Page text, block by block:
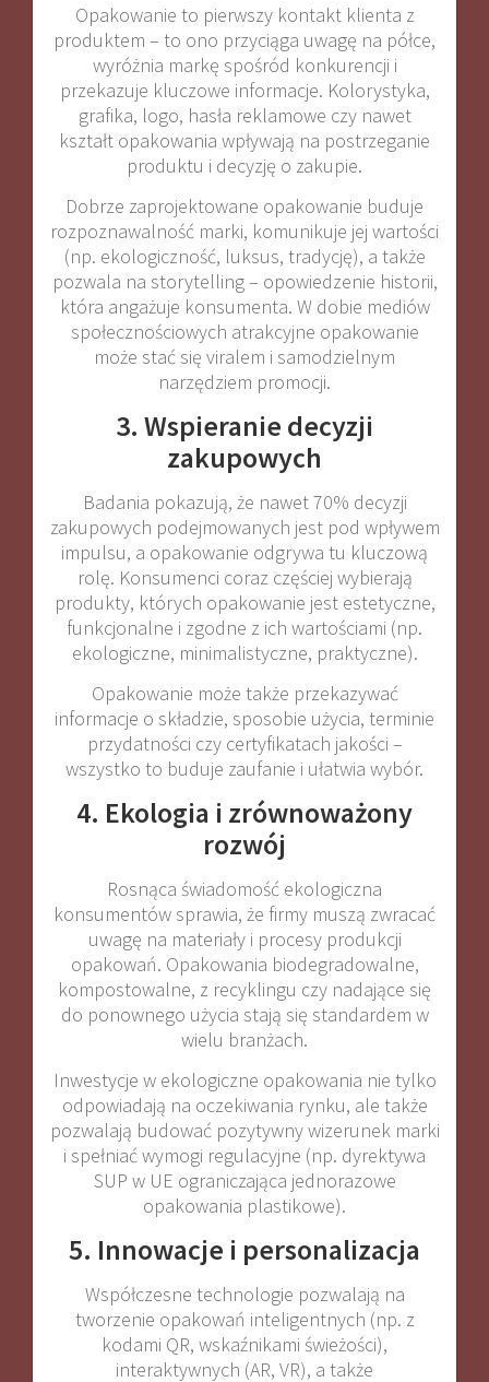
Opakowanie to pierwszy kontakt klienta z
produktem – to ono przyciąga uwagę na półce,
wyróżnia markę spośród konkurencji i
przekazuje kluczowe informacje. Kolorystyka,
grafika, logo, hasła reklamowe czy nawet
kształt opakowania wpływają na postrzeganie
produktu i decyzję o zakupie.
Dobrze zaprojektowane opakowanie buduje
rozpoznawalność marki, komunikuje jej wartości
(np. ekologiczność, luksus, tradycję), a także
pozwala na storytelling – opowiedzenie historii,
która angażuje konsumenta. W dobie mediów
społecznościowych atrakcyjne opakowanie
może stać się viralem i samodzielnym
narzędziem promocji.
3. Wspieranie decyzji
zakupowych
Badania pokazują, że nawet 70% decyzji
zakupowych podejmowanych jest pod wpływem
impulsu, a opakowanie odgrywa tu kluczową
rolę. Konsumenci coraz częściej wybierają
produkty, których opakowanie jest estetyczne,
funkcjonalne i zgodne z ich wartościami (np.
ekologiczne, minimalistyczne, praktyczne).
Opakowanie może także przekazywać
informacje o składzie, sposobie użycia, terminie
przydatności czy certyfikatach jakości –
wszystko to buduje zaufanie i ułatwia wybór.
4. Ekologia i zrównoważony
rozwój
Rosnąca świadomość ekologiczna
konsumentów sprawia, że firmy muszą zwracać
uwagę na materiały i procesy produkcji
opakowań. Opakowania biodegradowalne,
kompostowalne, z recyklingu czy nadające się
do ponownego użycia stają się standardem w
wielu branżach.
Inwestycje w ekologiczne opakowania nie tylko
odpowiadają na oczekiwania rynku, ale także
pozwalają budować pozytywny wizerunek marki
i spełniać wymogi regulacyjne (np. dyrektywa
SUP w UE ograniczająca jednorazowe
opakowania plastikowe).
5. Innowacje i personalizacja
Współczesne technologie pozwalają na
tworzenie opakowań inteligentnych (np. z
kodami QR, wskaźnikami świeżości),
interaktywnych (AR, VR), a także